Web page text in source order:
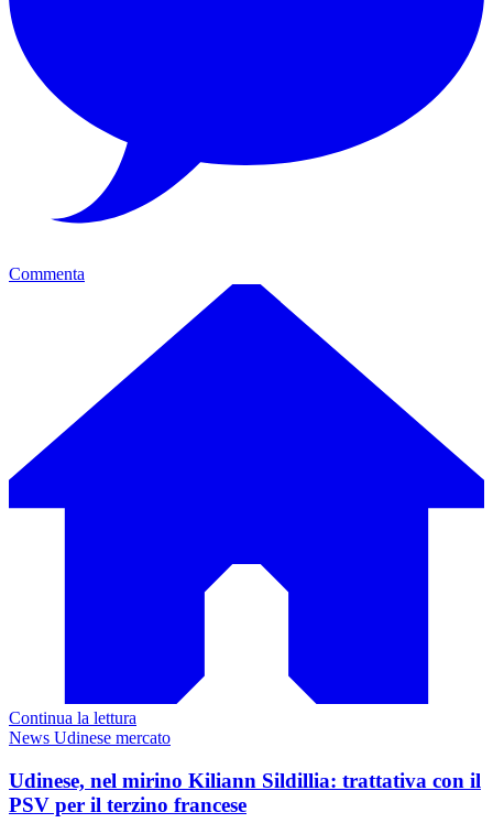
Commenta
Continua la lettura
News Udinese mercato
Udinese, nel mirino Kiliann Sildillia: trattativa con il
PSV per il terzino francese